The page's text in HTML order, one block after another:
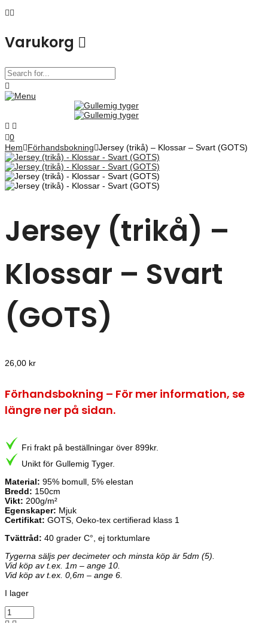
Varukorg
0
Hem
Förhandsbokning Jersey (trikå) – Klossar – Svart (GOTS)
Jersey (trikå) –
Klossar – Svart
(GOTS)
26,00 kr
Förhandsbokning – För mer information, se
längre ner på sidan.
Fri frakt på beställningar över 899kr.
Unikt för Gullemig Tyger.
Material: 95% bomull, 5% elestan
Bredd: 150cm
Vikt: 200g/m²
Egenskaper: Mjuk
Certifikat: GOTS, Oeko-tex certifierad klass 1
Tvättråd: 40 grader C°, ej torktumlare
Tygerna säljs per decimeter och minsta köp är 5dm (5).
Vid köp av t.ex. 1m – ange 10.
Vid köp av t.ex. 0,6m – ange 6.
I lager